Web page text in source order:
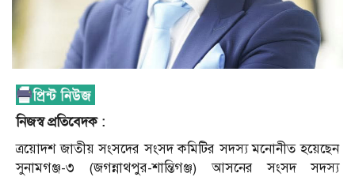
নিজস্ব প্রতিবেদক :
ত্রয়োদশ জাতীয় সংসদের সংসদ কমিটির সদস্য মনোনীত হয়েছেন
সুনামগঞ্জ-৩ (জগন্নাথপুর-শান্তিগঞ্জ) আসনের সংসদ সদস্য